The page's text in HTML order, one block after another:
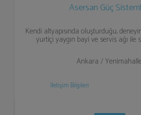
Asersan Güç
Kendi altyapısında oluşturduğu,
yurtiçi yaygın bayi ve servis ağı ile
Ankara /
İletişim Bilgileri